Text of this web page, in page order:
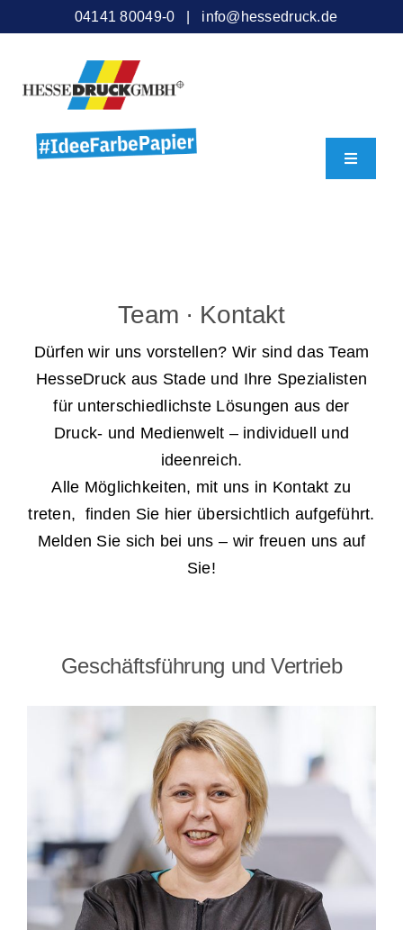
04141 80049-0 | info@hessedruck.de
Team · Kontakt
Dürfen wir uns vorstellen? Wir sind das Team
HesseDruck aus Stade und Ihre Spezialisten
für unterschiedlichste Lösungen aus der
Druck- und Medienwelt – individuell und
ideenreich.
Alle Möglichkeiten, mit uns in Kontakt zu
treten, finden Sie hier übersichtlich aufgeführt.
Melden Sie sich bei uns – wir freuen uns auf
Sie!
Geschäftsführung und Vertrieb
Toggle
Broschüren, Bücher etc.
Geschäfts-, Akzidenzdrucksachen
Werben und Präsentieren
Verarbeitung · Lettershop
Unverbindliche Anfrage
Dat sünd wi online lesen
Fredenbecker Blick online lesen